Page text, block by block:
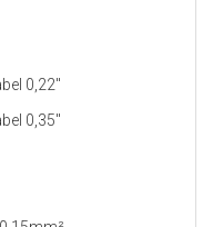
0,22"
0,35"